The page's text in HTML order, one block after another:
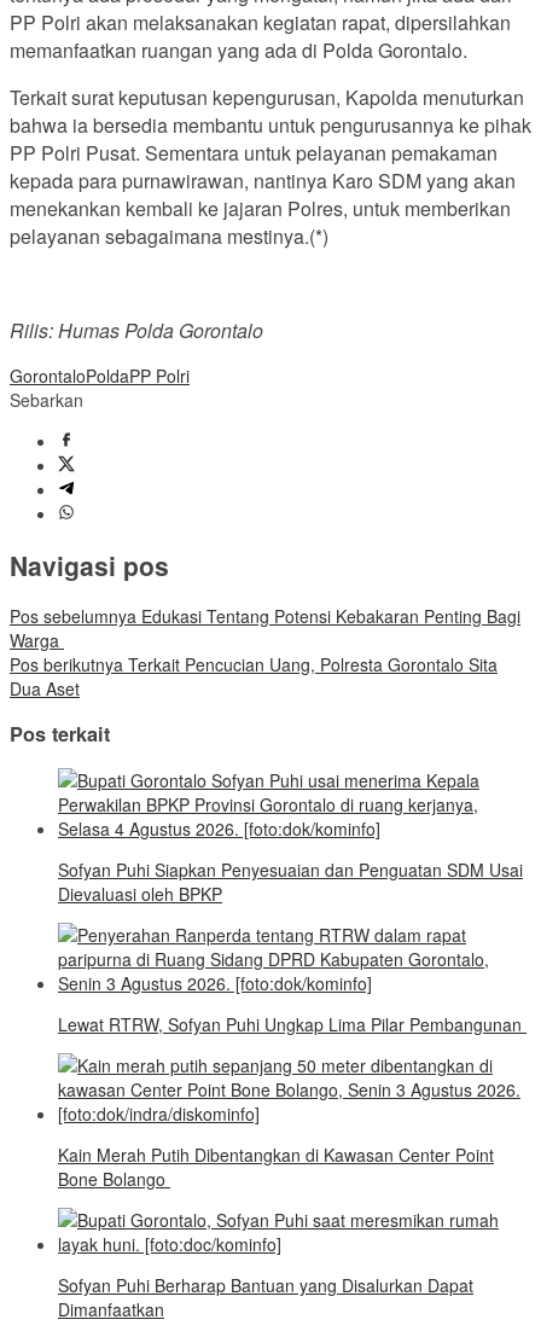
PP Polri akan melaksanakan kegiatan rapat, dipersilahkan
memanfaatkan ruangan yang ada di Polda Gorontalo.
Terkait surat keputusan kepengurusan, Kapolda menuturkan
bahwa ia bersedia membantu untuk pengurusannya ke pihak
PP Polri Pusat. Sementara untuk pelayanan pemakaman
kepada para purnawirawan, nantinya Karo SDM yang akan
menekankan kembali ke jajaran Polres, untuk memberikan
pelayanan sebagaimana mestinya.(*)
Rilis: Humas Polda Gorontalo
GorontaloPoldaPP Polri
Sebarkan
Navigasi pos
Pos sebelumnya Edukasi Tentang Potensi Kebakaran Penting Bagi
Warga
Pos berikutnya Terkait Pencucian Uang, Polresta Gorontalo Sita
Dua Aset
Pos terkait
Sofyan Puhi Siapkan Penyesuaian dan Penguatan SDM Usai
Dievaluasi oleh BPKP
Lewat RTRW, Sofyan Puhi Ungkap Lima Pilar Pembangunan
Kain Merah Putih Dibentangkan di Kawasan Center Point
Bone Bolango
Sofyan Puhi Berharap Bantuan yang Disalurkan Dapat
Dimanfaatkan